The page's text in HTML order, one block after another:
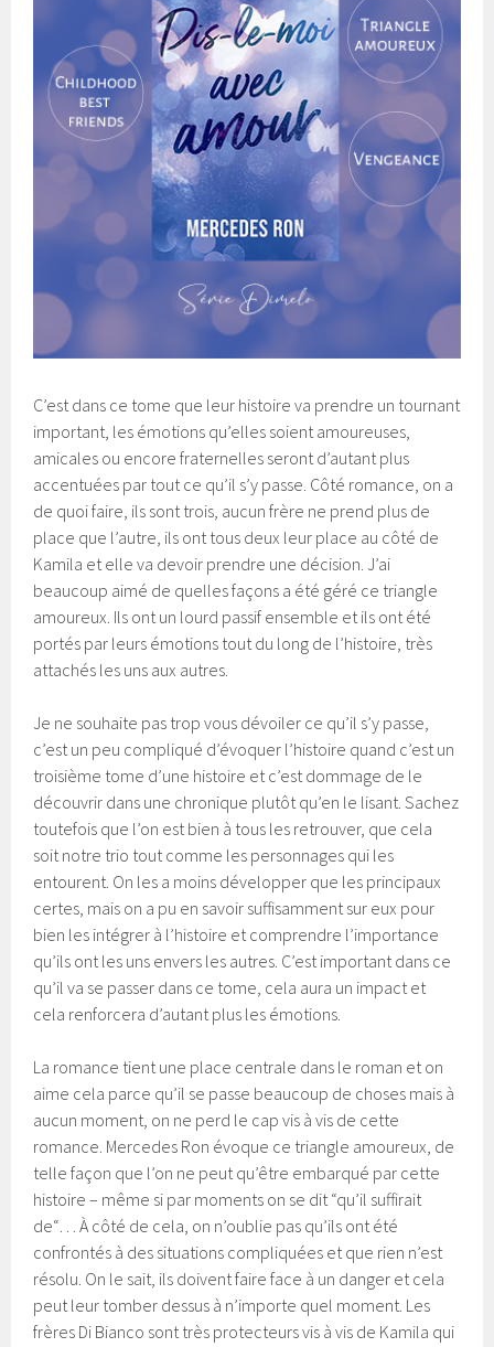
C’est dans ce tome que leur histoire va prendre un tournant
important, les émotions qu’elles soient amoureuses,
amicales ou encore fraternelles seront d’autant plus
accentuées par tout ce qu’il s’y passe. Côté romance, on a
de quoi faire, ils sont trois, aucun frère ne prend plus de
place que l’autre, ils ont tous deux leur place au côté de
Kamila et elle va devoir prendre une décision. J’ai
beaucoup aimé de quelles façons a été géré ce triangle
amoureux. Ils ont un lourd passif ensemble et ils ont été
portés par leurs émotions tout du long de l’histoire, très
attachés les uns aux autres.
Je ne souhaite pas trop vous dévoiler ce qu’il s’y passe,
c’est un peu compliqué d’évoquer l’histoire quand c’est un
troisième tome d’une histoire et c’est dommage de le
découvrir dans une chronique plutôt qu’en le lisant. Sachez
toutefois que l’on est bien à tous les retrouver, que cela
soit notre trio tout comme les personnages qui les
entourent. On les a moins développer que les principaux
certes, mais on a pu en savoir suffisamment sur eux pour
bien les intégrer à l’histoire et comprendre l’importance
qu’ils ont les uns envers les autres. C’est important dans ce
qu’il va se passer dans ce tome, cela aura un impact et
cela renforcera d’autant plus les émotions.
La romance tient une place centrale dans le roman et on
aime cela parce qu’il se passe beaucoup de choses mais à
aucun moment, on ne perd le cap vis à vis de cette
romance. Mercedes Ron évoque ce triangle amoureux, de
telle façon que l’on ne peut qu’être embarqué par cette
histoire – même si par moments on se dit “qu’il suffirait
de“… À côté de cela, on n’oublie pas qu’ils ont été
confrontés à des situations compliquées et que rien n’est
résolu. On le sait, ils doivent faire face à un danger et cela
peut leur tomber dessus à n’importe quel moment. Les
frères Di Bianco sont très protecteurs vis à vis de Kamila qui